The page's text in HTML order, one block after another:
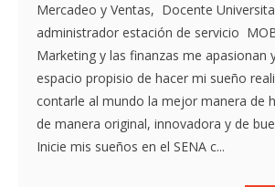
Mercadeo y Ventas, Docente
administrador estación de servicio
Marketing y las finanzas me apasionan
espacio propisio de hacer mi sueño
contarle al mundo la mejor manera de
de manera original, innovadora y de
Inicie mis sueños en el SENA c...